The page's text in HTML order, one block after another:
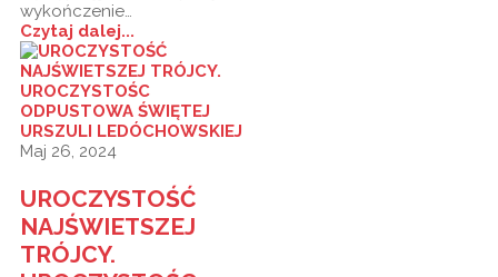
wykończenie…
Czytaj dalej...
Maj 26, 2024
UROCZYSTOŚĆ
NAJŚWIETSZEJ
TRÓJCY.